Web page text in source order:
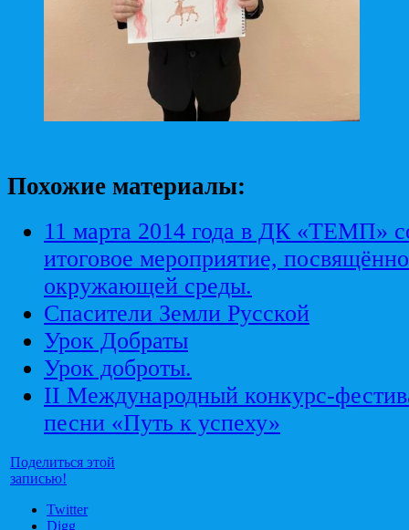
Похожие материалы:
11 марта 2014 года в ДК «ТЕМП»
итоговое мероприятие,
окружающей среды.
Спасители Земли Русской
Урок Добраты
Урок доброты.
II Международный конкурс-
песни «Путь к успеху»
Поделиться этой
записью!
Twitter
Digg